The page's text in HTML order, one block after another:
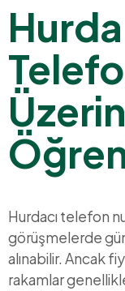
Hurda
Hurdacı telefon
görüşmelerde
alınabilir. Ancak
rakamlar